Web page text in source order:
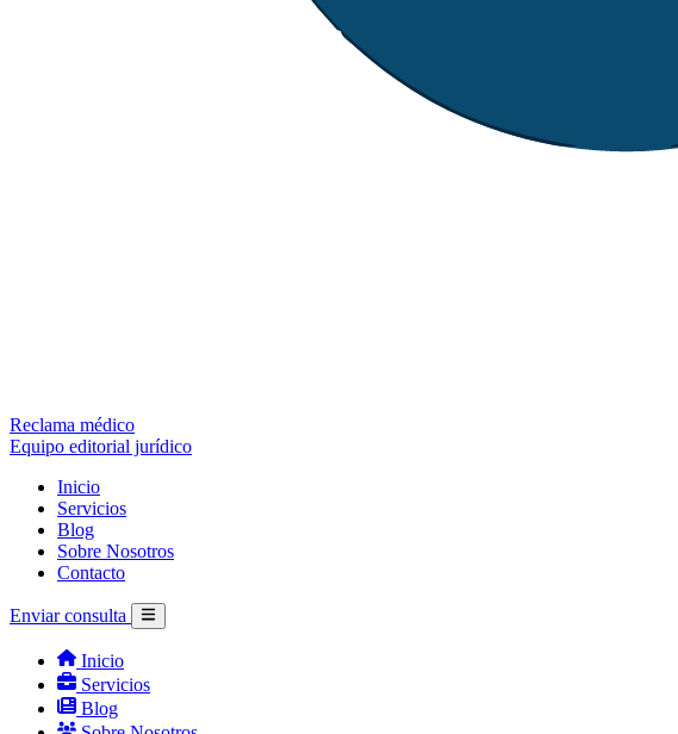
Reclama médico
Equipo editorial jurídico
Inicio
Servicios
Blog
Sobre Nosotros
Contacto
Enviar consulta
Inicio
Servicios
Blog